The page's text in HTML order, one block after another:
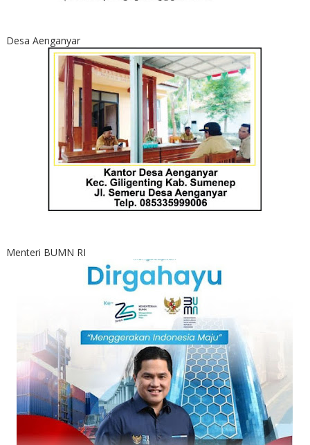
Desa Aenganyar
Menteri BUMN RI